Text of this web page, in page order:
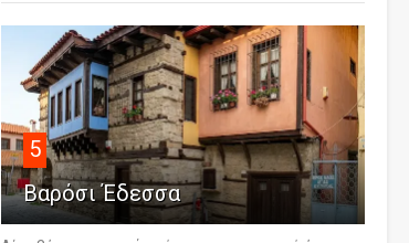
5
Βαρόσι Έδεσσα